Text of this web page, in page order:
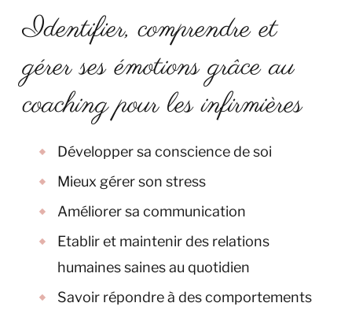
Identifier, comprendre et
gérer ses émotions grâce au
coaching pour les infirmières
Développer sa conscience de soi
Mieux gérer son stress
Améliorer sa communication
Etablir et maintenir des relations
humaines saines au quotidien
Savoir répondre à des comportements